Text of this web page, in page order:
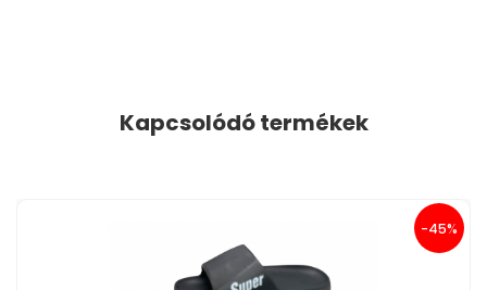
Kapcsolódó termékek
-45%